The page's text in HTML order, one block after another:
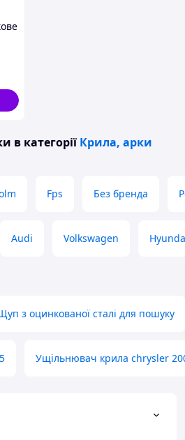
в категорії Крила, арки
Fps Без бренда
Audi Volkswagen
з оцинкованої сталі для пошуку
Ущільнювач крила chrysler